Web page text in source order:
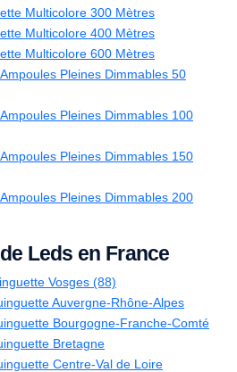
Multicolore 300 Mètres
Multicolore 400 Mètres
Multicolore 600 Mètres
Pleines Dimmables 50
Pleines Dimmables 100
Pleines Dimmables 150
Pleines Dimmables 200
Leds en France
Vosges (88)
Auvergne-Rhône-Alpes
Bourgogne-Franche-Comté
Bretagne
Centre-Val de Loire